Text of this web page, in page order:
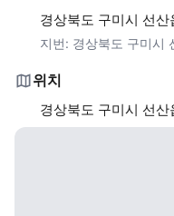
경상북도 구미시 선
지번: 경상북도 구미시
위치
경상북도 구미시 선